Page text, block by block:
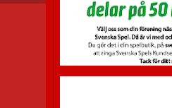
Besökarstatistik